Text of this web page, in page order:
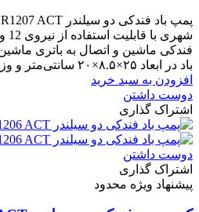
فندکی ماشین و اتصال به باتری
باد در ابعاد ۲۵×۸.۵×۲۰ سانتی‌متر و وزن...
افزودن به سبد خرید
دوست داشتن
اشتراک گذاری
دوست داشتن
اشتراک گذاری
پیشنهاد ویژه محدود